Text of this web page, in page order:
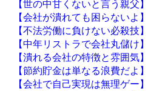
【世の中甘くないと言う親父】
【会社が潰れても困らないよ】
【不法労働に負けない必殺技】
【中年リストラで会社丸儲け】
【潰れる会社の特徴と雰囲気】
【節約貯金は単なる浪費だよ】
【会社で自己実現は無理ゲー】